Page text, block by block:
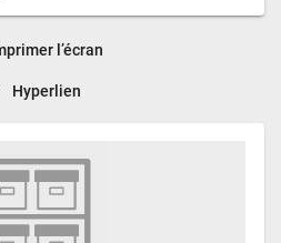
l’écran
Hyperlien